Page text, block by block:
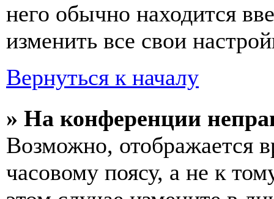
него обычно находится
изменить все свои
Вернуться к началу
» На конференции
Возможно, отображается
часовому поясу, а не к